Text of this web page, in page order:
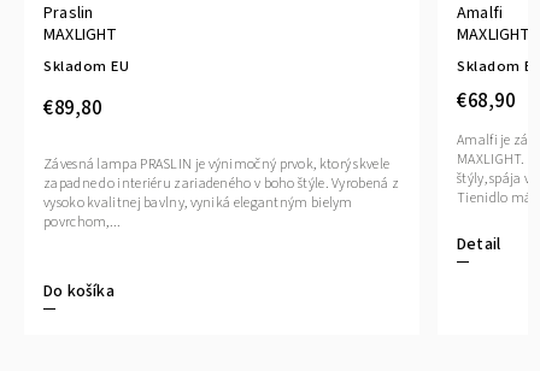
Praslin
MAXLIGHT
Skladom EU
€89,80
Do košíka
Závesná lampa PRASLIN je výnimočný prvok, ktorý skvele
zapadne do interiéru zariadeného v boho štýle. Vyrobená z
vysoko kvalitnej bavlny, vyniká elegantným bielym
povrchom,...
Amalfi
MAXLIGHT
Skladom
€68,90
Detail
Amalfi je
MAXLIGHT.
štýly, spája v
Tienidlo